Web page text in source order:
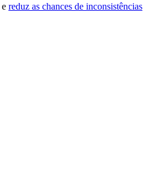
e reduz as chances de inconsistências